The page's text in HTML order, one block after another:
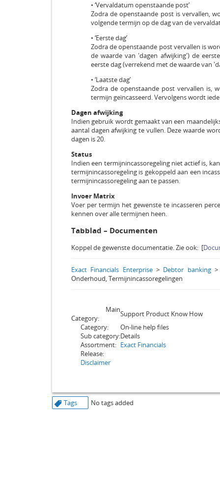
• ‘Vervaldatum openstaande post’
Zodra de openstaande post is vervallen,
volgende termijn op de dag van de
• ‘Eerste dag’
Zodra de openstaande post vervallen is
de waarde van 'dagen afwijking') de
eerste dag (verrekend met de waarde van
• ‘Laatste dag’
Zodra de openstaande post vervallen is,
termijn geïncasseerd. Vervolgens wordt
Dagen afwijking
Indien gebruik wordt gemaakt van een
aantal dagen afwijking te vullen. Deze waarde
dagen is 20.
Status
Indien een termijnincassoregeling niet actief is,
termijnincassoregeling is gekoppeld aan een
termijnincassoregeling aan te passen.
Invoer Matrix
Voer per termijn het gewenste te incasseren
kennen over alle termijnen heen.
Tabblad – Documenten
Koppel de gewenste documentatie. Zie ook: [
Exact Financials Enterprise> Debtor banking
Onderhoud, Termijnincassoregelingen
Main
Category:
Support Product Know How
Category:
On-line help files
Sub category:Details
Assortment: Exact Financials
Release:
Disclaimer
Tags No tags added